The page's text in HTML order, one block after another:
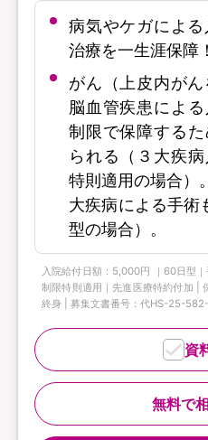
病気やケガによ
治療を一生涯保障！
がん（上皮内がん
脳血管疾患によ
制限で保障する
られる（３大疾
特則適用の場合）
大疾病による手術
型の場合）。
入院給付日額：5,000円 ｜60日型
制限特則適用｜先進医療特約付加 |
終身 | 募集文書番号：代HS-25-
無料で
資